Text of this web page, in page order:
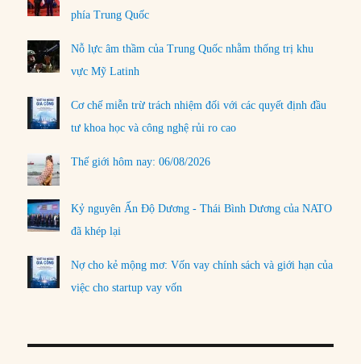
phía Trung Quốc
Nỗ lực âm thầm của Trung Quốc nhằm thống trị khu
vực Mỹ Latinh
Cơ chế miễn trừ trách nhiệm đối với các quyết định đầu
tư khoa học và công nghệ rủi ro cao
Thế giới hôm nay: 06/08/2026
Kỷ nguyên Ấn Độ Dương - Thái Bình Dương của NATO
đã khép lại
Nợ cho kẻ mộng mơ: Vốn vay chính sách và giới hạn của
việc cho startup vay vốn